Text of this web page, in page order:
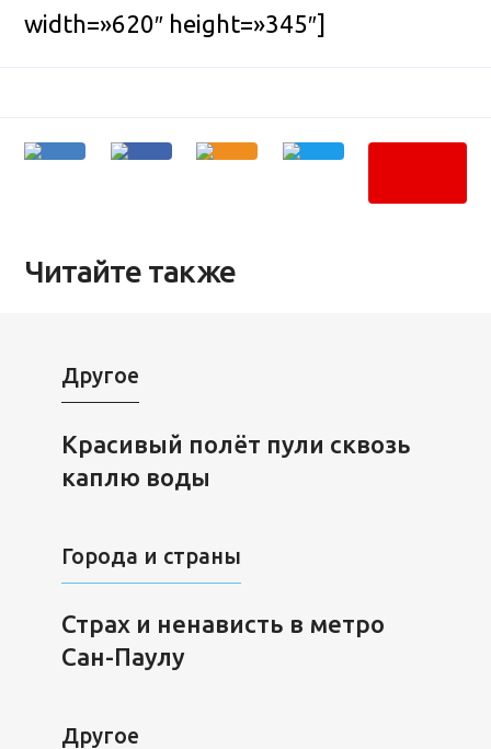
width=»620″ height=»345″]
Читайте также
Другое
Красивый полёт пули сквозь
каплю воды
Города и страны
Страх и ненависть в метро
Сан-Паулу
Другое